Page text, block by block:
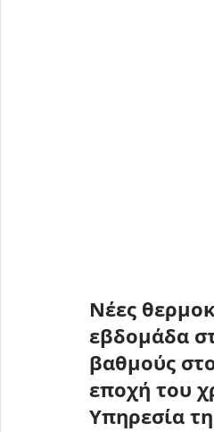
Νέες
εβδομάδα
βαθμούς
εποχή του
Υπηρεσία